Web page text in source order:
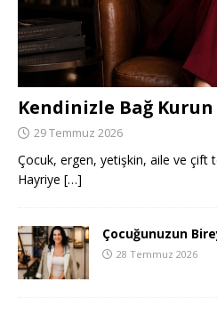
Kendinizle Bağ Kurun
29 Temmuz 2026
Çocuk, ergen, yetişkin, aile ve çift
Hayriye […]
Çocuğunuzun
28 Temmuz 2026